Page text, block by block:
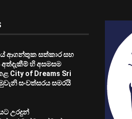
ආගන්තුක සත්කාර සහ
හි අසමසම
City of Dreams Sri
සංවත්සරය සමරයි
උරදුන්